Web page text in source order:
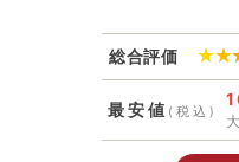
総合評価
最安値 (税込)